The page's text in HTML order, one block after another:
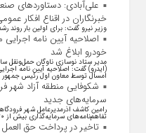
علی‌آبادی: دستاورد‌های
خبرنگاران در اقناع افکار
وزیر نیرو گفت: برای اولین بار روند
خودرو ابلاغ شد
مدیر ستاد نوسازی ناوگان حمل‌ونقل
امسال توسط معاون اول رئیس جمهور
شکوفایی منطقه آزاد شهر
سرمایه‌های جدید
رامین کاشف اذرمدیرعامل شهر
تفاهم‌نامه‌های سرمایه‌گذاری بیش از ۲۰ همت در این مجموعه خبر داد.
تاخیر در پرداخت حق